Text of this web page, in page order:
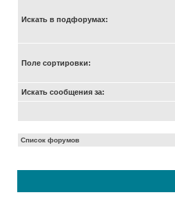
Искать в подфорумах:
Поле сортировки:
Искать сообщения за:
Список форумов